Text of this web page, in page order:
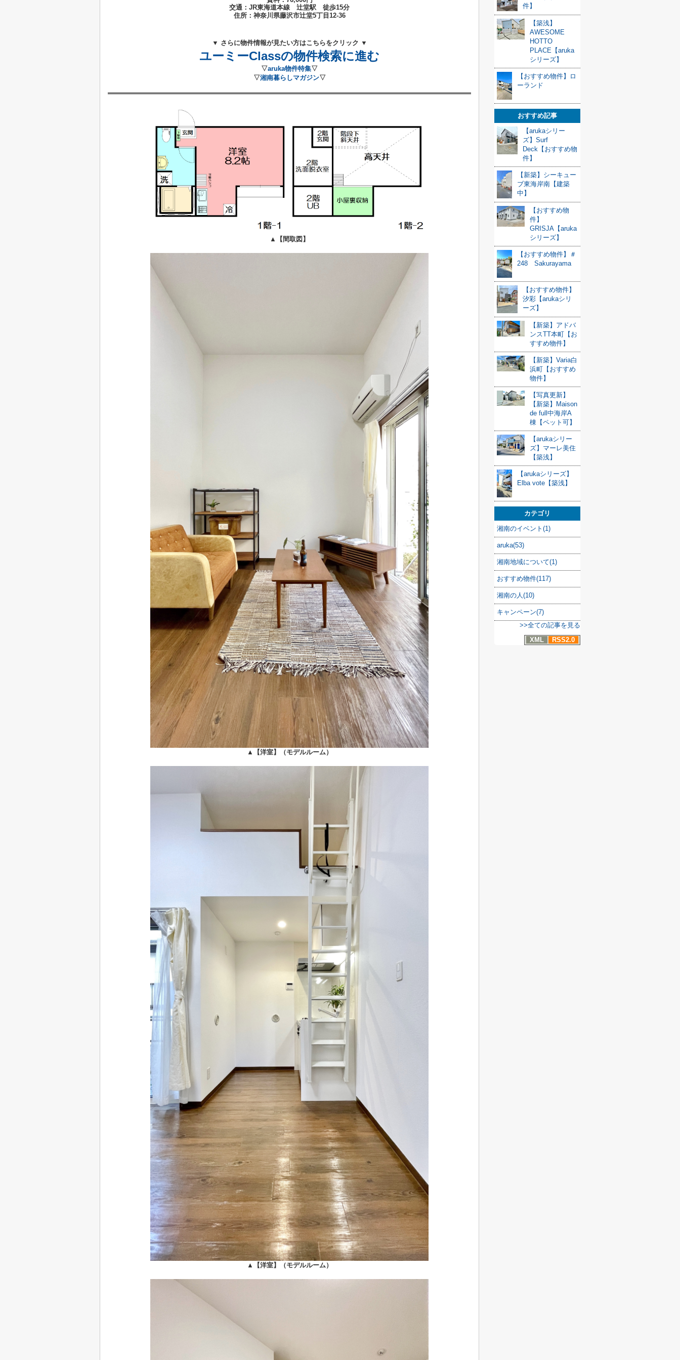
交通：JR東海道本線 辻堂駅 徒歩15分
住所： 神奈川県藤沢市辻堂5丁目12-36
▼ さらに物件情報が見たい方はこちらをクリック ▼
ユーミーClassの物件検索に進む
▽aruka物件特集▽
▽湘南暮らしマガジン▽
▲ 【間取図】
▲ 【洋室】（モデルルーム）
▲ 【洋室】（モデルルーム）
件】
【築浅】
AWESOME
HOTTO
PLACE【aruka
シリーズ】
【おすすめ物件】ロ
ーランド
おすすめ記事
【arukaシリー
ズ】Surf
Deck【おすすめ物
件】
【新築】シーキュー
ブ東海岸南【建築
中】
【おすすめ物
件】
GRISJA【aruka
シリーズ】
【おすすめ物件】＃
248 Sakurayama
【おすすめ物件】
汐彩【arukaシリ
ーズ】
【新築】アドバ
ンスTT本町【お
すすめ物件】
【新築】Varia白
浜町【おすすめ
物件】
【写真更新】
【新築】Maison
de full中海岸A
棟【ペット可】
【arukaシリー
ズ】マーレ美住
【築浅】
【arukaシリーズ】
Elba vote【築浅】
カテゴリ
湘南のイベント(1)
aruka(53)
湘南地域について(1)
おすすめ物件(117)
湘南の人(10)
キャンペーン(7)
>>全ての記事を見る
XML
RSS2.0